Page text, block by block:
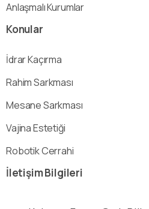
Anlaşmalı Kurumlar
Konular
İdrar Kaçırma
Rahim Sarkması
Mesane Sarkması
Vajina Estetiği
Robotik Cerrahi
İletişimBilgileri